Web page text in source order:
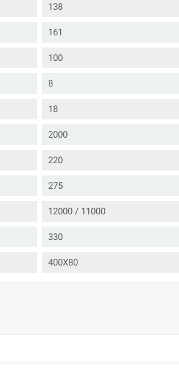
138
161
100
8
18
2000
220
275
12000 / 11000
330
400X80